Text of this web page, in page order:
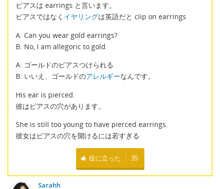
ピアスは earrings と言います。
ピアスではなく イヤリングは英語だと clip on earrings
A: Can you wear gold earrings?
B: No, I am allegoric to gold.
A: ゴールドのピアスつけられる
B: いいえ、ゴールドのアレルギーなんです。
His ear is pierced.
彼はピアスの穴があります。
She is still too young to have pierced earrings.
彼女はピアスの穴を開けるには若すぎる
役に立った 35
Sarahh